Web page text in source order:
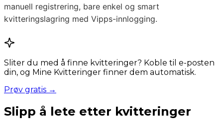
manuell registrering, bare enkel og smart
kvitteringslagring med Vipps-innlogging.
Sliter du med å finne kvitteringer? Koble til e-posten
din, og Mine Kvitteringer finner dem automatisk.
Prøv gratis →
Slipp å lete etter kvitteringer